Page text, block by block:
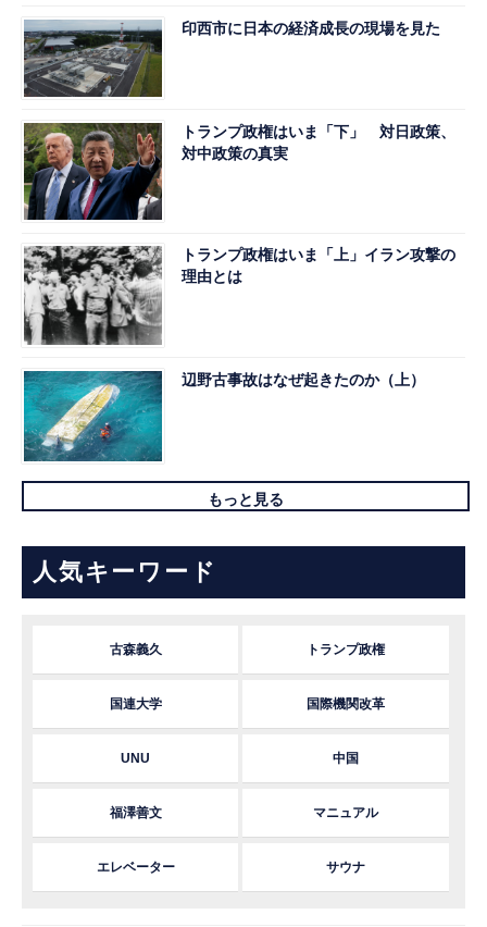
印西市に日本の経済成長の現場を見た
トランプ政権はいま「下」 対日政策、
対中政策の真実
トランプ政権はいま「上」イラン攻撃の
理由とは
辺野古事故はなぜ起きたのか（上）
もっと見る
人気キーワード
古森義久 トランプ政権
国連大学 国際機関改革
UNU 中国
福澤善文 マニュアル
エレベーター サウナ